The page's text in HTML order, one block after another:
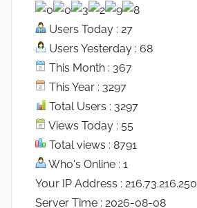
Users Today : 27
Users Yesterday : 68
This Month : 367
This Year : 3297
Total Users : 3297
Views Today : 55
Total views : 8791
Who's Online : 1
Your IP Address : 216.73.216.250
Server Time : 2026-08-08